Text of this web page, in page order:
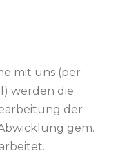
mit uns (per
werden die
der
gem.